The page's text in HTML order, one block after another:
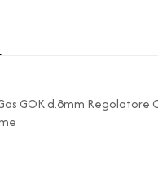
GOK d.8mm Regolatore